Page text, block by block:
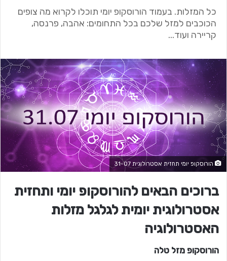
כל המזלות. בעמוד הורוסקופ יומי תוכלו לקרוא מה צופים
הכוכבים למזל שלכם בכל התחומים: אהבה, פרנסה,
קריירה ועוד...
הורוסקופ יומי תחזית אסטרולוגית 31-07
ברוכים הבאים להורוסקופ יומי ותחזית
אסטרולוגית יומית לגלגל מזלות
האסטרולוגיה
הורוסקופ מזל טלה